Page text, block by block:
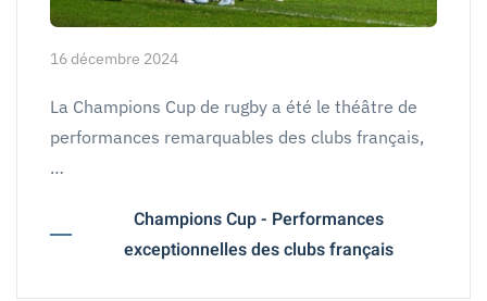
16 décembre 2024
La Champions Cup de rugby a été le théâtre de
performances remarquables des clubs français,
…
Champions Cup - Performances
exceptionnelles des clubs français